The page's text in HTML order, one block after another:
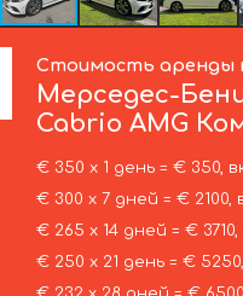
Стоимость аренды
Мерседес-
Cabrio AMG
€ 350 х 1 день = € 350,
€ 300 х 7 дней = € 2100,
€ 265 х 14 дней = €
€ 250 х 21 день = €